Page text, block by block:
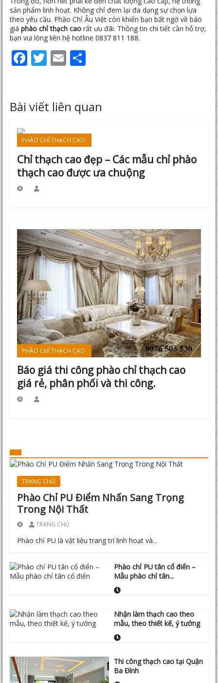
sản phẩm linh hoạt. Không chỉ đem lại đa dạng sự chọn lựa
theo yêu cầu. Phào Chỉ Âu Việt còn khiến bạn bất ngờ về báo
giá phào chỉ thạch cao rất ưu đãi. Thông tin chi tiết cần hỗ trợ,
bạn vui lòng liên hệ hotline 0837 811 188.
Facebook
Twitter
Email
Bài viết liên quan
PHÀO CHỈ THẠCH CAO
Chỉ thạch cao đẹp – Các mẫu chỉ phào
thạch cao được ưa chuộng
PHÀO CHỈ THẠCH CAO
Báo giá thi công phào chỉ thạch cao
giá rẻ, phân phối và thi công.
TRANG CHỦ
Phào Chỉ PU Điểm Nhấn Sang Trọng
Trong Nội Thất
TRANG CHỦ
Phào chỉ PU là vật liệu trang trí linh hoạt và...
Phào chỉ PU tân cổ điển –
Mẫu phào chỉ tân...
Nhận làm thạch cao theo
mẫu, theo thiết kế, ý tưởng
Thi công thạch cao tại Quận
Ba Đình